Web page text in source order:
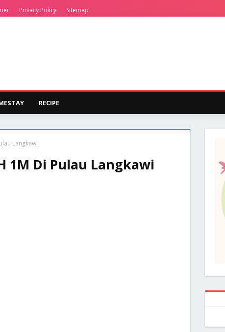
Privacy Policy Sitemap
RECIPE
Langkawi
1M Di Pulau Langkawi